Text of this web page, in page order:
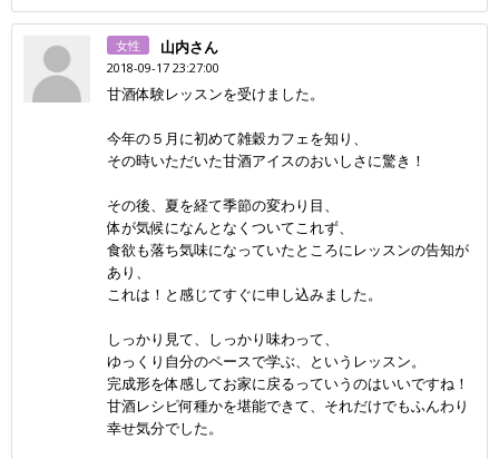
女性 山内さん
2018-09-17 23:27:00
甘酒体験レッスンを受けました。
今年の５月に初めて雑穀カフェを知り、
その時いただいた甘酒アイスのおいしさに驚き！
その後、夏を経て季節の変わり目、
体が気候になんとなくついてこれず、
食欲も落ち気味になっていたところにレッスンの告知が
あり、
これは！と感じてすぐに申し込みました。
しっかり見て、しっかり味わって、
ゆっくり自分のペースで学ぶ、というレッスン。
完成形を体感してお家に戻るっていうのはいいですね！
甘酒レシピ何種かを堪能できて、それだけでもふんわり
幸せ気分でした。